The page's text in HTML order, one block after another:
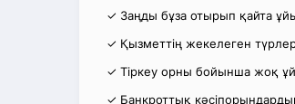
✓ Заңды бұза отырып қайта
✓ Қызметтің жекелеген
✓ Тіркеу орны бойынша жоқ
✓ Банкроттық кәсіпорындардың